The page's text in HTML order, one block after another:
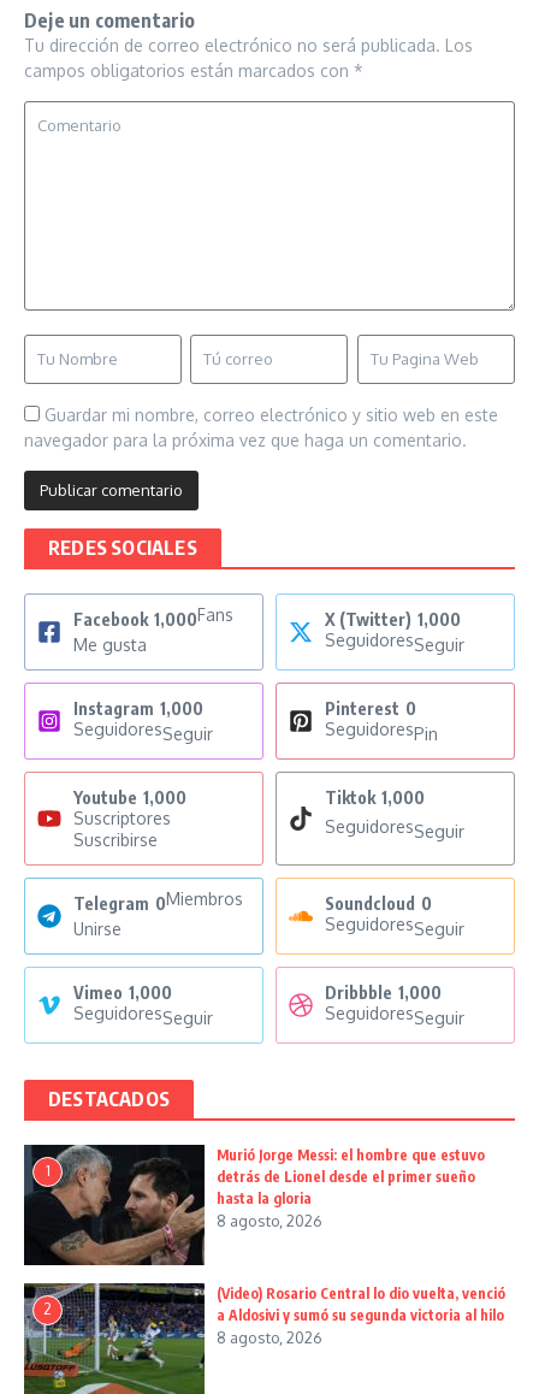
Deje un comentario
Tu dirección de correo electrónico no será publicada. Los
campos obligatorios están marcados con *
Guardar mi nombre, correo electrónico y sitio web en este
navegador para la próxima vez que haga un comentario.
REDES SOCIALES
Facebook 1,000Fans
Me gusta
X (Twitter) 1,000
SeguidoresSeguir
Instagram 1,000
SeguidoresSeguir
Pinterest 0
SeguidoresPin
Youtube 1,000
Suscriptores
Suscribirse
Tiktok 1,000
SeguidoresSeguir
Telegram 0Miembros
Unirse
Soundcloud 0
SeguidoresSeguir
Vimeo 1,000
SeguidoresSeguir
Dribbble 1,000
SeguidoresSeguir
DESTACADOS
1
Murió Jorge Messi: el hombre que estuvo
detrás de Lionel desde el primer sueño
hasta la gloria
8 agosto, 2026
2
(Video) Rosario Central lo dio vuelta, venció
a Aldosivi y sumó su segunda victoria al hilo
8 agosto, 2026